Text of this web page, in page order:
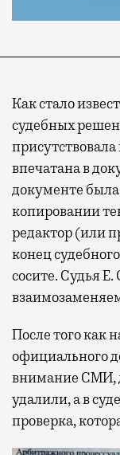
Как стало
судебных
впечатана в
документе
копировании
редактор (или
конец
сосите. Судья
После того как
официального
внимание СМИ,
удалили, а в
проверка,